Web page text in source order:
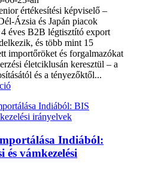
értékesítési képviselő –
Ázsia és Japán piacok
éves B2B légtisztító export
és több mint 15
importőröket és forgalmazókat
életciklusán keresztül – a
és a tényezőktől...
Indiából:
és vámkezelési